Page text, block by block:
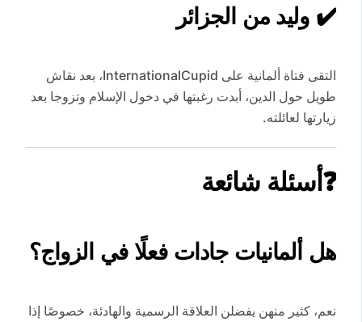
✔️ وليد من الجزائر
التقى فتاة ألمانية على InternationalCupid، بعد نقاش
طويل حول الدين، أبدت رغبتها في دخول الإسلام وتزوجا بعد
زيارتها لعائلته.
❓أسئلة شائعة
هل ألمانيات جادات فعلًا في الزواج؟
نعم، كثير منهن يفضلن العلاقة الرسمية والهادئة، خصوصًا إذا